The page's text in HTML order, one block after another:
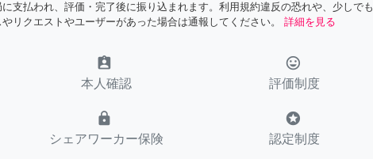
支払われ、評価・完了後に振り込まれます。利用規約違反の恐れや、少しでも
リクエストやユーザーがあった場合は通報してください。
詳細を見る
assignment_ind
本人確認
tag_faces
評価制度
lock
シェアワーカー保険
stars
認定制度